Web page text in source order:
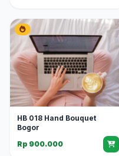
HB 018 Hand Bouquet
Bogor
Rp 900.000